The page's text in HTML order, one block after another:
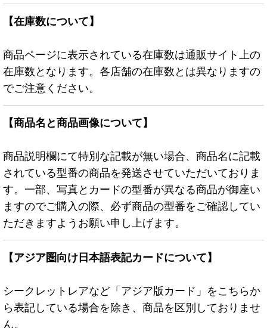
【在庫数について】
商品ページに表示されている在庫数は通販サイト上の
在庫数となります。各店舗の在庫数とは異なりますの
でご注意ください。
【商品名と商品画像について】
商品説明欄にて特別な記載が無い場合、商品名に記載
されている型番の商品を発送させていただいておりま
す。一部、写真とカードの型番が異なる商品が御座い
ますのでご購入の際、必ず商品の型番をご確認してい
ただきますようお願い申し上げます。
【アジア圏向け日本語表記カードについて】
シークレットレアなど「アジア版カード」をこちらか
ら表記している場合を除き、商品を区別しておりませ
ん。